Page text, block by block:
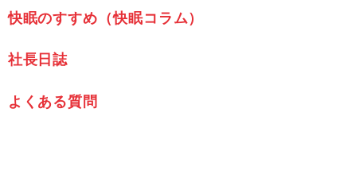
快眠のすすめ（快眠コラム）
社⾧日誌
よくある質問